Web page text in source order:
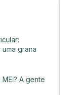
grana
A gente